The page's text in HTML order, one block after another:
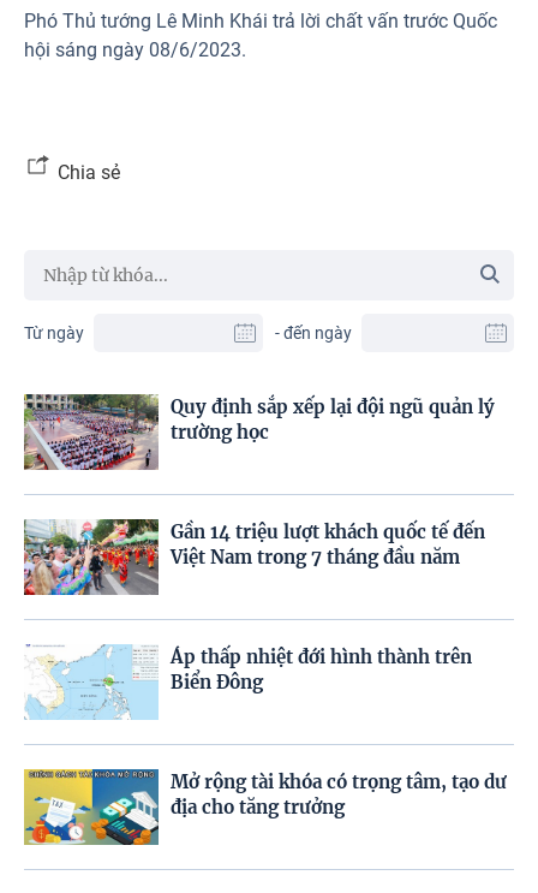
Phó Thủ tướng Lê Minh Khái trả lời chất vấn trước Quốc
hội sáng ngày 08/6/2023.
Chia sẻ
Từ ngày - đến ngày
Quy định sắp xếp lại đội ngũ quản lý
trường học
Gần 14 triệu lượt khách quốc tế đến
Việt Nam trong 7 tháng đầu năm
Áp thấp nhiệt đới hình thành trên
Biển Đông
Mở rộng tài khóa có trọng tâm, tạo dư
địa cho tăng trưởng